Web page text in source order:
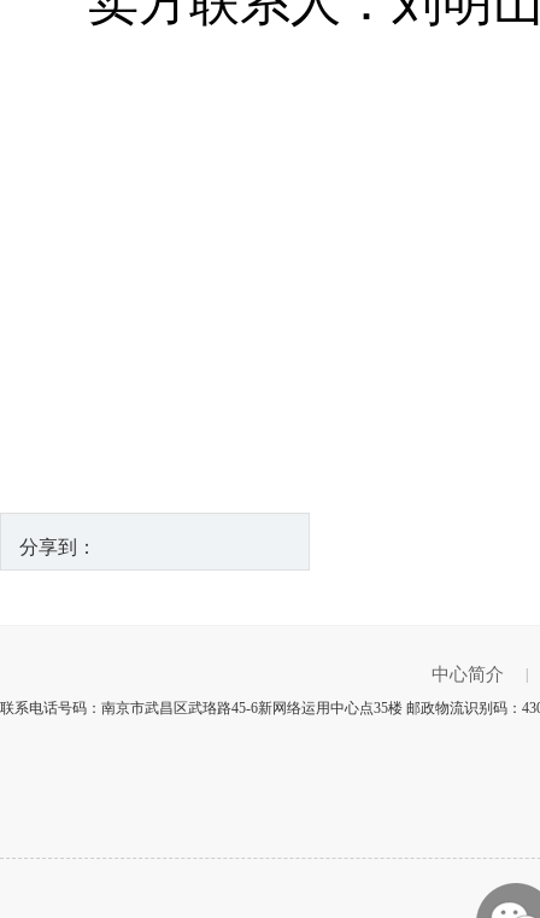
分享到：
中心简介
联系电话号码：南京市武昌区武珞路45-6新网络运用中心点35楼 邮政物流识别码：